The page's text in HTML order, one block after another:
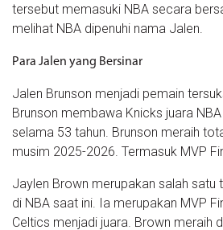
tersebut memasuki NBA secara
melihat NBA dipenuhi nama Jalen.
Para Jalen yang Bersinar
Jalen Brunson menjadi pemain
Brunson membawa Knicks juara
selama 53 tahun. Brunson meraih
musim 2025-2026. Termasuk MVP
Jaylen Brown merupakan salah satu
di NBA saat ini. Ia merupakan MVP
Celtics menjadi juara. Brown meraih